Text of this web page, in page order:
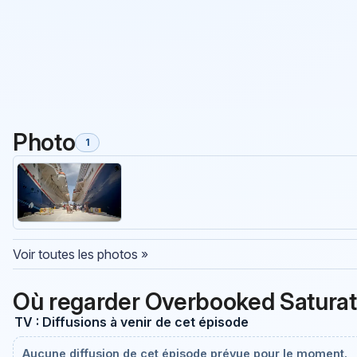
Photo 1
Voir toutes les photos »
Où regarder Overbooked
TV : Diffusions à venir de cet épisode
Aucune diffusion de cet épisode prévue pour le moment.